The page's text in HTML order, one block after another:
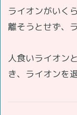
ライオンがいく
離そうとせず、
人食いライオン
き、ライオンを